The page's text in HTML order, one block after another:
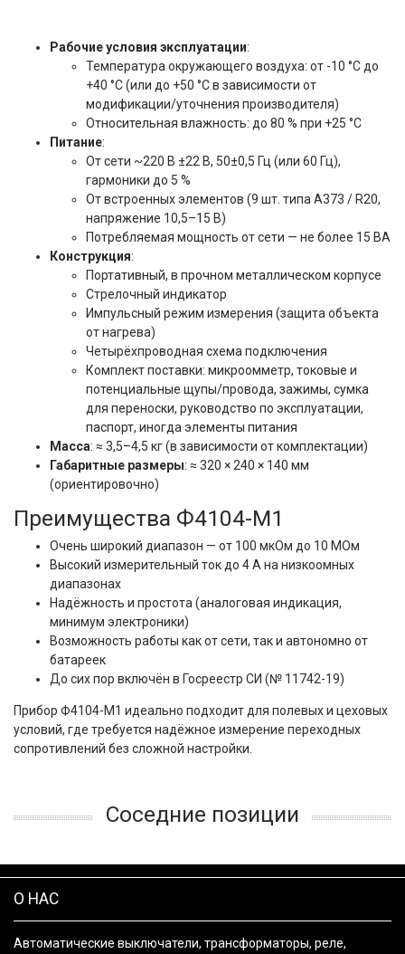
Рабочие условия эксплуатации:
Температура окружающего воздуха: от -10 °C до
+40 °C (или до +50 °C в зависимости от
модификации/уточнения производителя)
Относительная влажность: до 80 % при +25 °C
Питание:
От сети ~220 В ±22 В, 50±0,5 Гц (или 60 Гц),
гармоники до 5 %
От встроенных элементов (9 шт. типа А373 / R20,
напряжение 10,5–15 В)
Потребляемая мощность от сети — не более 15 ВА
Конструкция:
Портативный, в прочном металлическом корпусе
Стрелочный индикатор
Импульсный режим измерения (защита объекта
от нагрева)
Четырёхпроводная схема подключения
Комплект поставки: микроомметр, токовые и
потенциальные щупы/провода, зажимы, сумка
для переноски, руководство по эксплуатации,
паспорт, иногда элементы питания
Масса: ≈ 3,5–4,5 кг (в зависимости от комплектации)
Габаритные размеры: ≈ 320 × 240 × 140 мм
(ориентировочно)
Преимущества Ф4104-М1
Очень широкий диапазон — от 100 мкОм до 10 МОм
Высокий измерительный ток до 4 А на низкоомных
диапазонах
Надёжность и простота (аналоговая индикация,
минимум электроники)
Возможность работы как от сети, так и автономно от
батареек
До сих пор включён в Госреестр СИ (№ 11742-19)
Прибор Ф4104-М1 идеально подходит для полевых и цеховых
условий, где требуется надёжное измерение переходных
сопротивлений без сложной настройки.
Соседние позиции
О НАС
Автоматические выключатели, трансформаторы, реле,